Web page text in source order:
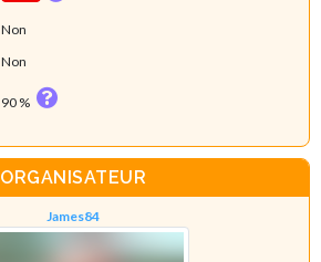
Non
Non
90 %
ORGANISATEUR
James84